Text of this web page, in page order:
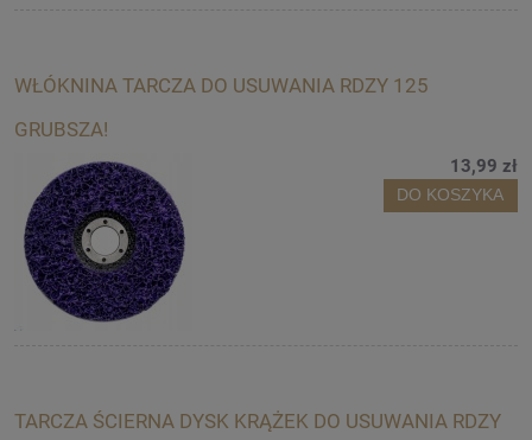
WŁÓKNINA TARCZA DO USUWANIA RDZY 125
GRUBSZA!
13,99 zł
DO KOSZYKA
TARCZA ŚCIERNA DYSK KRĄŻEK DO USUWANIA RDZY